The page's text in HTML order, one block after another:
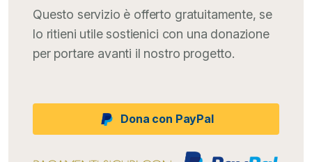
Questo servizio è offerto gratuitamente, se
lo ritieni utile sostienici con una donazione
per portare avanti il nostro progetto.
Dona con PayPal